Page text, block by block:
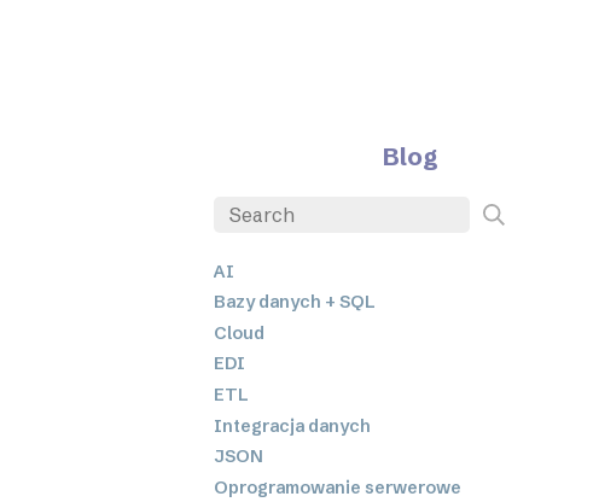
Blog
AI
Bazy danych + SQL
Cloud
EDI
ETL
Integracja danych
JSON
Oprogramowanie serwerowe